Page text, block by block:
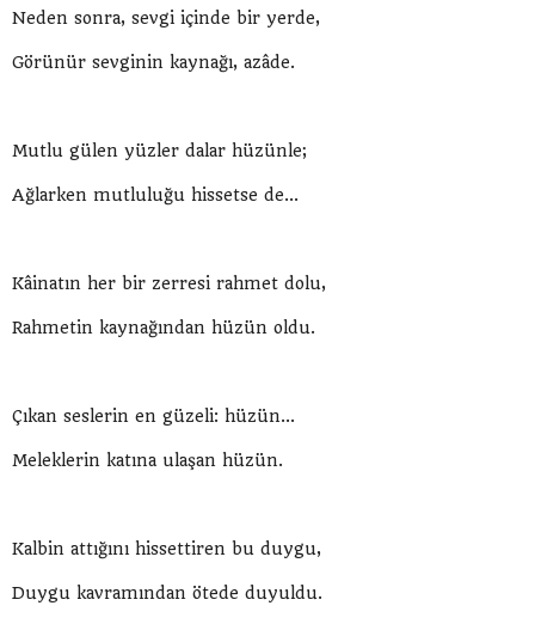
Neden sonra, sevgi içinde bir yerde,
Görünür sevginin kaynağı, azâde.
Mutlu gülen yüzler dalar hüzünle;
Ağlarken mutluluğu hissetse de...
Kâinatın her bir zerresi rahmet dolu,
Rahmetin kaynağından hüzün oldu.
Çıkan seslerin en güzeli: hüzün...
Meleklerin katına ulaşan hüzün.
Kalbin attığını hissettiren bu duygu,
Duygu kavramından ötede duyuldu.